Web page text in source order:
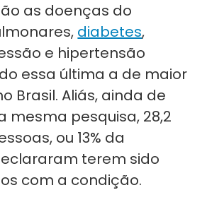
as doenças do
diabetes,
e hipertensão
essa última a de maior
Brasil. Aliás, ainda de
mesma pesquisa, 28,2
ou 13% da
terem sido
com a condição.